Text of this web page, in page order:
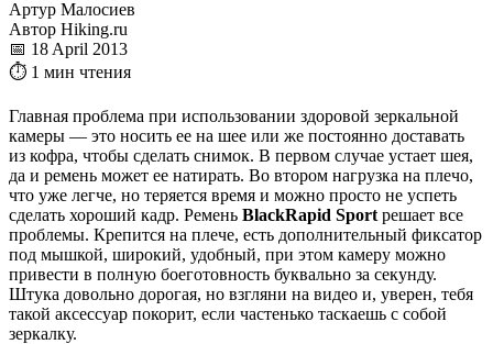
Артур Малосиев
Автор Hiking.ru
📅 18 April 2013
⏱ 1 мин чтения
Главная проблема при использовании здоровой зеркальной
камеры — это носить ее на шее или же постоянно доставать
из кофра, чтобы сделать снимок. В первом случае устает шея,
да и ремень может ее натирать. Во втором нагрузка на плечо,
что уже легче, но теряется время и можно просто не успеть
сделать хороший кадр. Ремень BlackRapid Sport решает все
проблемы. Крепится на плече, есть дополнительный фиксатор
под мышкой, широкий, удобный, при этом камеру можно
привести в полную боеготовность буквально за секунду.
Штука довольно дорогая, но взгляни на видео и, уверен, тебя
такой аксессуар покорит, если частенько таскаешь с собой
зеркалку.